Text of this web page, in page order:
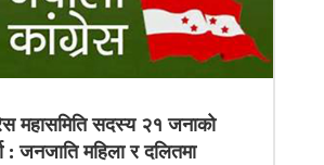
महासमिति सदस्य २१ जनाको
: जनजाति महिला र दलितमा